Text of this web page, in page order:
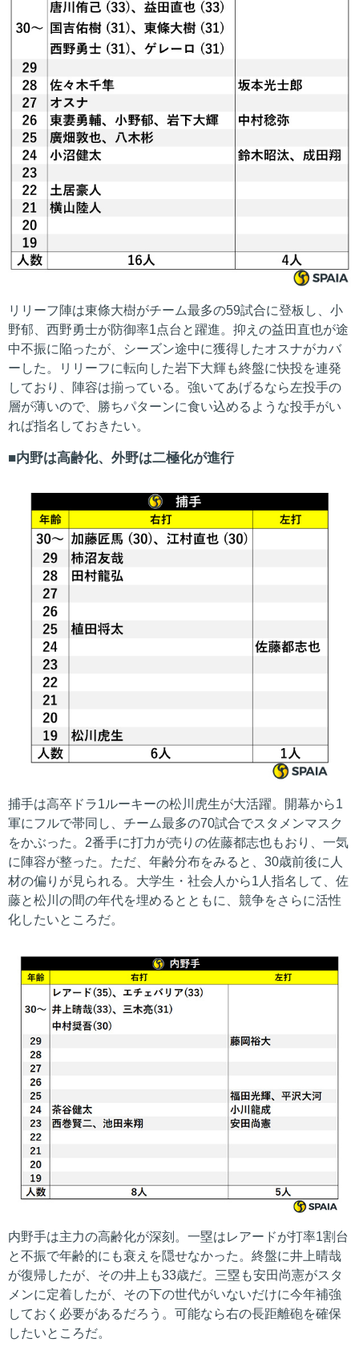
リリーフ陣は東條大樹がチーム最多の59試合に登板し、小
野郁、西野勇士が防御率1点台と躍進。抑えの益田直也が途
中不振に陥ったが、シーズン途中に獲得したオスナがカバ
ーした。リリーフに転向した岩下大輝も終盤に快投を連発
しており、陣容は揃っている。強いてあげるなら左投手の
層が薄いので、勝ちパターンに食い込めるような投手がい
れば指名しておきたい。
内野は高齢化、外野は二極化が進行
捕手は高卒ドラ1ルーキーの松川虎生が大活躍。開幕から1
軍にフルで帯同し、チーム最多の70試合でスタメンマスク
をかぶった。2番手に打力が売りの佐藤都志也もおり、一気
に陣容が整った。ただ、年齢分布をみると、30歳前後に人
材の偏りが見られる。大学生・社会人から1人指名して、佐
藤と松川の間の年代を埋めるとともに、競争をさらに活性
化したいところだ。
内野手は主力の高齢化が深刻。一塁はレアードが打率1割台
と不振で年齢的にも衰えを隠せなかった。終盤に井上晴哉
が復帰したが、その井上も33歳だ。三塁も安田尚憲がスタ
メンに定着したが、その下の世代がいないだけに今年補強
しておく必要があるだろう。可能なら右の長距離砲を確保
したいところだ。